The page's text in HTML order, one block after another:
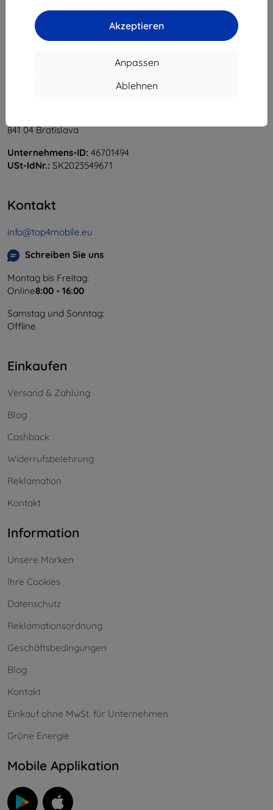
Akzeptieren
Anpassen
Ablehnen
841 04 Bratislava
Unternehmens-ID: 46701494
USt-IdNr.: SK2023549671
Kontakt
info@top4mobile.eu
Schreiben Sie uns
Montag bis Freitag:
Online8:00 - 16:00
Samstag und Sonntag:
Offline
Einkaufen
Versand & Zahlung
Blog
Cashback
Widerrufsbelehrung
Reklamation
Kontakt
Information
Unsere Marken
Ihre Cookies
Datenschutz
Reklamationsordnung
Geschäftsbedingungen
Blog
Kontakt
Einkauf ohne MwSt. für Unternehmen
Grüne Energie
Mobile Applikation